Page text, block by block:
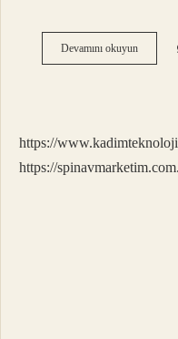
Devamını okuyunSaç
Bağı
https://
https://